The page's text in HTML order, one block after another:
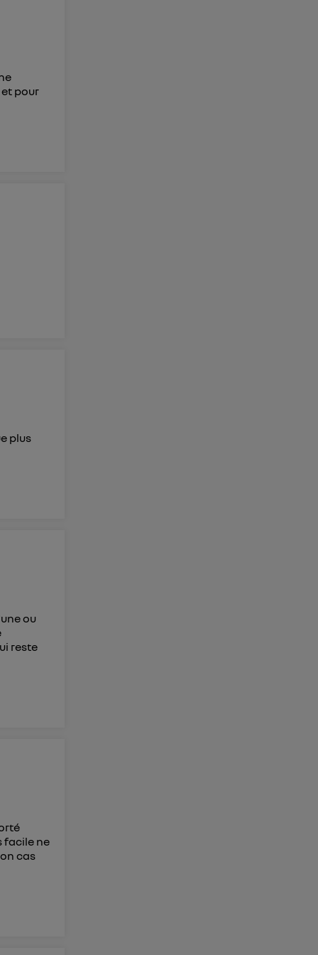
pour
plus
ou
reste
facile ne
cas
plus